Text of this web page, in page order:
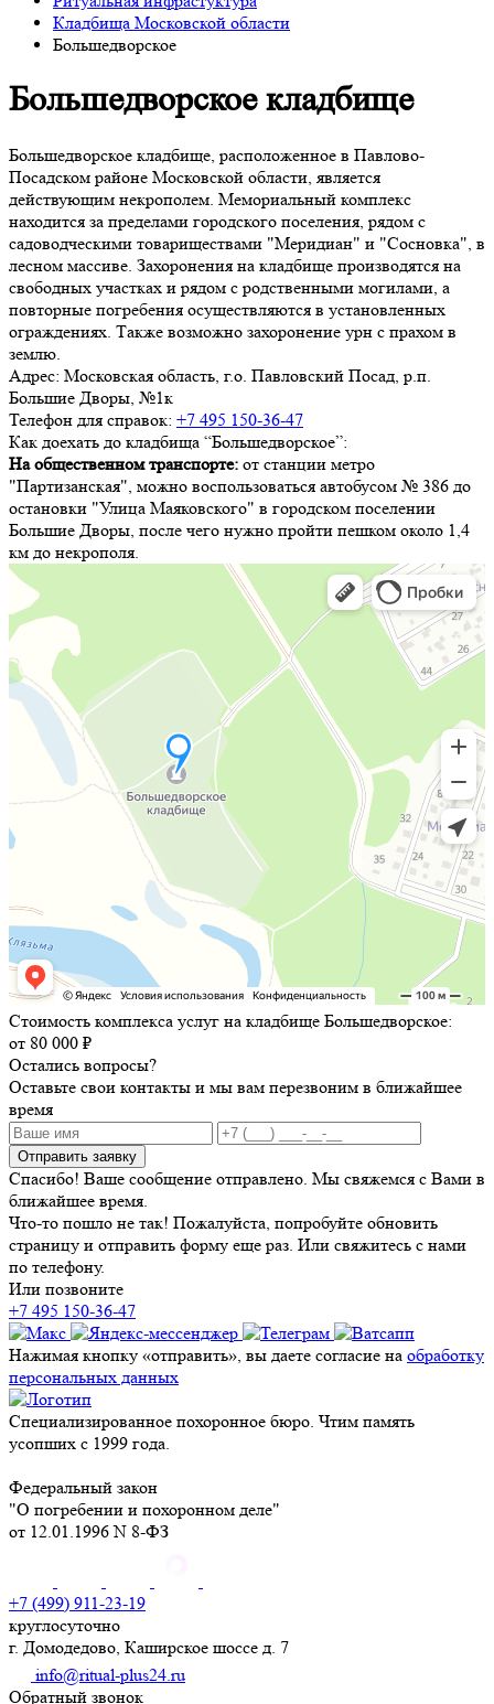
Кладбища Московской области
Большедворское
Большедворское кладбище
Большедворское кладбище, расположенное в Павлово-
Посадском районе Московской области, является
действующим некрополем. Мемориальный комплекс
находится за пределами городского поселения, рядом с
садоводческими товариществами "Меридиан" и "Сосновка", в
лесном массиве. Захоронения на кладбище производятся на
свободных участках и рядом с родственными могилами, а
повторные погребения осуществляются в установленных
ограждениях. Также возможно захоронение урн с прахом в
землю.
Адрес: Московская область, г.о. Павловский Посад, р.п.
Большие Дворы, №1к
Телефон для справок: +7 495 150-36-47
Как доехать до кладбища “Большедворское”:
На общественном транспорте: от станции метро
"Партизанская", можно воспользоваться автобусом № 386 до
остановки "Улица Маяковского" в городском поселении
Большие Дворы, после чего нужно пройти пешком около 1,4
км до некрополя.
Стоимость комплекса услуг на кладбище Большедворское:
от 80 000 ₽
Остались вопросы?
Оставьте свои контакты и мы вам перезвоним в ближайшее
время
Отправить заявку
Спасибо! Ваше сообщение отправлено. Мы свяжемся с Вами в
ближайшее время.
Что-то пошло не так! Пожалуйста, попробуйте обновить
страницу и отправить форму еще раз. Или свяжитесь с нами
по телефону.
Или позвоните
+7 495 150-36-47
Нажимая кнопку «отправить», вы даете согласие на обработку
персональных данных
Специализированное похоронное бюро. Чтим память
усопших с 1999 года.
Федеральный закон
"О погребении и похоронном деле"
от 12.01.1996 N 8-ФЗ
+7 (499) 911-23-19
круглосуточно
г. Домодедово, Каширское шоссе д. 7
info@ritual-plus24.ru
Обратный звонок